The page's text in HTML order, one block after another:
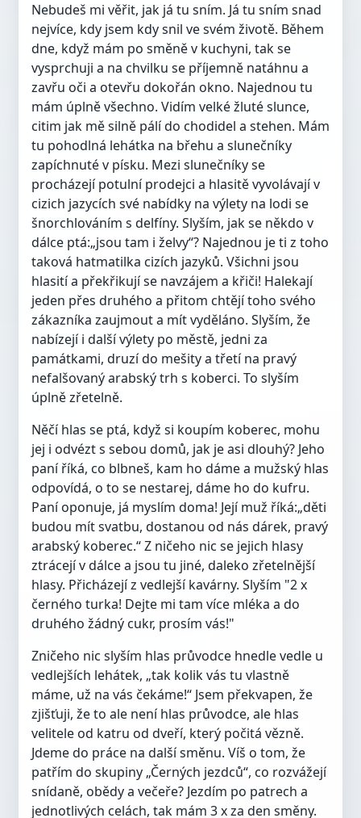
Nebudeš mi věřit, jak já tu sním. Já tu sním snad
nejvíce, kdy jsem kdy snil ve svém životě. Během
dne, když mám po směně v kuchyni, tak se
vysprchuji a na chvilku se příjemně natáhnu a
zavřu oči a otevřu dokořán okno. Najednou tu
mám úplně všechno. Vidím velké žluté slunce,
citim jak mě silně pálí do chodidel a stehen. Mám
tu pohodlná lehátka na břehu a slunečníky
zapíchnuté v písku. Mezi slunečníky se
procházejí potulní prodejci a hlasitě vyvolávají v
cizich jazycích své nabídky na výlety na lodi se
šnorchlováním s delfíny. Slyším, jak se někdo v
dálce ptá:„jsou tam i želvy“? Najednou je ti z toho
taková hatmatilka cizích jazyků. Všichni jsou
hlasití a překřikují se navzájem a křiči! Halekají
jeden přes druhého a přitom chtějí toho svého
zákazníka zaujmout a mít vyděláno. Slyším, že
nabízejí i další výlety po městě, jedni za
památkami, druzí do mešity a třetí na pravý
nefalšovaný arabský trh s koberci. To slyším
úplně zřetelně.
Něčí hlas se ptá, když si koupím koberec, mohu
jej i odvézt s sebou domů, jak je asi dlouhý? Jeho
paní říká, co blbneš, kam ho dáme a mužský hlas
odpovídá, o to se nestarej, dáme ho do kufru.
Paní oponuje, já myslím doma! Její muž říká:„děti
budou mít svatbu, dostanou od nás dárek, pravý
arabský koberec.“ Z ničeho nic se jejich hlasy
ztrácejí v dálce a jsou tu jiné, daleko zřetelnější
hlasy. Přicházejí z vedlejší kavárny. Slyším "2 x
černého turka! Dejte mi tam více mléka a do
druhého žádný cukr, prosím vás!"
Zničeho nic slyším hlas průvodce hnedle vedle u
vedlejších lehátek, „tak kolik vás tu vlastně
máme, už na vás čekáme!“ Jsem překvapen, že
zjišťuji, že to ale není hlas průvodce, ale hlas
velitele od katru od dveří, který počitá vězně.
Jdeme do práce na další směnu. Víš o tom, že
patřím do skupiny „Černých jezdců“, co rozvážejí
snídaně, obědy a večeře? Jezdím po patrech a
jednotlivých celách, tak mám 3 x za den směny.